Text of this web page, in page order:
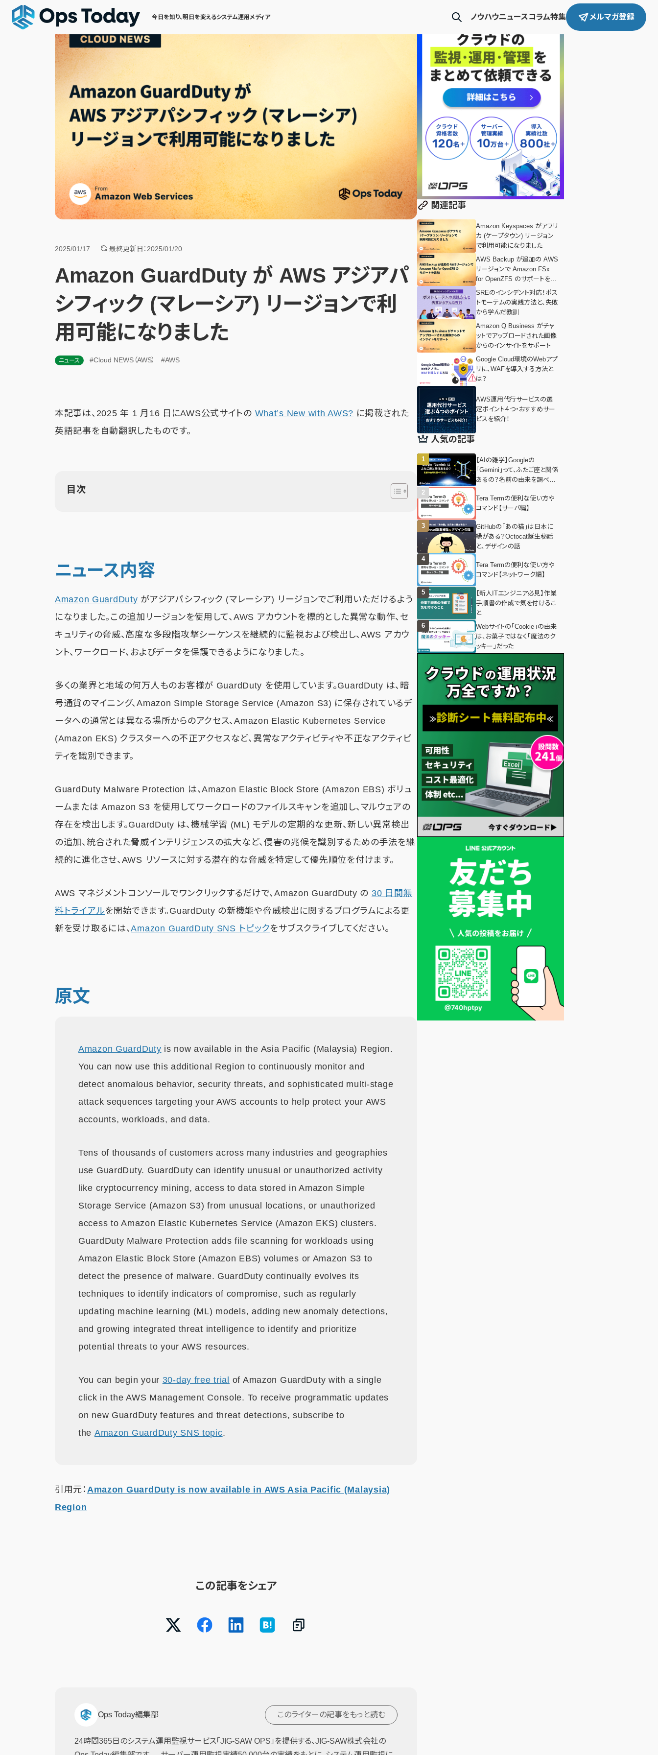
今日を知り、明日を変えるシステム運用メディア ノウハウニュースコラム特集 メルマガ登録
2025/01/17 最終更新日：2025/01/20
Amazon GuardDuty が AWS アジアパ
シフィック (マレーシア) リージョンで利
用可能になりました
ニュース #Cloud NEWS（AWS） #AWS
本記事は、2025 年 1 月16 日にAWS公式サイトの What’s New with AWS? に掲載された
英語記事を自動翻訳したものです。
目次
ニュース内容
Amazon GuardDuty がアジアパシフィック (マレーシア) リージョンでご利用いただけるよう
になりました。この追加リージョンを使用して、AWS アカウントを標的とした異常な動作、セ
キュリティの脅威、高度な多段階攻撃シーケンスを継続的に監視および検出し、AWS アカウ
ント、ワークロード、およびデータを保護できるようになりました。
多くの業界と地域の何万人ものお客様が GuardDuty を使用しています。GuardDuty は、暗
号通貨のマイニング、Amazon Simple Storage Service (Amazon S3) に保存されているデ
ータへの通常とは異なる場所からのアクセス、Amazon Elastic Kubernetes Service
(Amazon EKS) クラスターへの不正アクセスなど、異常なアクティビティや不正なアクティビ
ティを識別できます。
GuardDuty Malware Protection は、Amazon Elastic Block Store (Amazon EBS) ボリュ
ームまたは Amazon S3 を使用してワークロードのファイルスキャンを追加し、マルウェアの
存在を検出します。GuardDuty は、機械学習 (ML) モデルの定期的な更新、新しい異常検出
の追加、統合された脅威インテリジェンスの拡大など、侵害の兆候を識別するための手法を継
続的に進化させ、AWS リソースに対する潜在的な脅威を特定して優先順位を付けます。
AWS マネジメントコンソールでワンクリックするだけで、Amazon GuardDuty の 30 日間無
料トライアルを開始できます。GuardDuty の新機能や脅威検出に関するプログラムによる更
新を受け取るには、Amazon GuardDuty SNS トピックをサブスクライブしてください。
原文
Amazon GuardDuty is now available in the Asia Pacific (Malaysia) Region.
You can now use this additional Region to continuously monitor and
detect anomalous behavior, security threats, and sophisticated multi-stage
attack sequences targeting your AWS accounts to help protect your AWS
accounts, workloads, and data.
Tens of thousands of customers across many industries and geographies
use GuardDuty. GuardDuty can identify unusual or unauthorized activity
like cryptocurrency mining, access to data stored in Amazon Simple
Storage Service (Amazon S3) from unusual locations, or unauthorized
access to Amazon Elastic Kubernetes Service (Amazon EKS) clusters.
GuardDuty Malware Protection adds file scanning for workloads using
Amazon Elastic Block Store (Amazon EBS) volumes or Amazon S3 to
detect the presence of malware. GuardDuty continually evolves its
techniques to identify indicators of compromise, such as regularly
updating machine learning (ML) models, adding new anomaly detections,
and growing integrated threat intelligence to identify and prioritize
potential threats to your AWS resources.
You can begin your 30-day free trial of Amazon GuardDuty with a single
click in the AWS Management Console. To receive programmatic updates
on new GuardDuty features and threat detections, subscribe to
the Amazon GuardDuty SNS topic.
引用元： Amazon GuardDuty is now available in AWS Asia Pacific (Malaysia)
Region
この記事をシェア
Ops Today編集部 このライターの記事をもっと読む
24時間365日のシステム運用監視サービス「JIG-SAW OPS」を提供する、JIG-SAW株式会社の
関連記事
Amazon Keyspaces がアフリ
カ (ケープタウン) リージョン
で利用可能になりました
AWS Backup が追加の AWS
リージョンで Amazon FSx
for OpenZFS のサポートを追
加
SREのインシデント対応！ポス
トモーテムの実践方法と、失敗
から学んだ教訓
Amazon Q Business がチャ
ットでアップロードされた画像
からのインサイトをサポート
Google Cloud環境のWebアプ
リに、WAFを導入する方法と
は？
AWS運用代行サービスの選
定ポイント４つ・おすすめサー
ビスを紹介！
人気の記事
【AIの雑学】Googleの
「Gemini」って、ふたご座と関係
あるの？名前の由来を調べて
Tera Termの便利な使い方や
コマンド【サーバ編】
GitHubの「あの猫」は日本に
縁がある？Octocat誕生秘話
と、デザインの話
Tera Termの便利な使い方や
コマンド【ネットワーク編】
【新人ITエンジニア必見】作業
手順書の作成で気を付けるこ
と
Webサイトの「Cookie」の由来
は、お菓子ではなく「魔法のク
ッキー」だった